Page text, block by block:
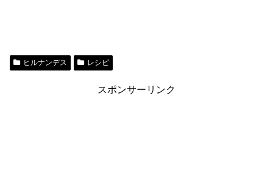
ヒルナンデス レシピ
スポンサーリンク